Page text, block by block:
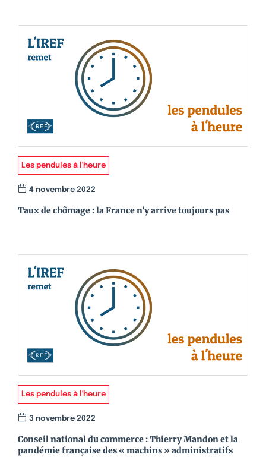
Les pendules à l'heure
4 novembre 2022
Taux de chômage : la France n’y arrive toujours pas
Les pendules à l'heure
3 novembre 2022
Conseil national du commerce : Thierry Mandon et la
pandémie française des « machins » administratifs